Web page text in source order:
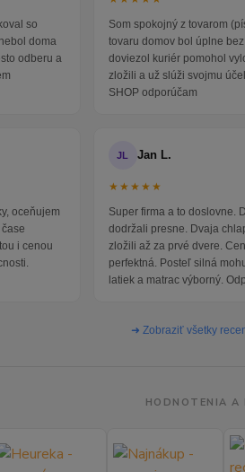
so
doma
odberu a
Som spokojný z tovarom
tovaru domov bol úplne
doviezol kuriér pomohol
zložili a už slúži svojmu
SHOP odporúčam
oceňujem
i cenou
JL Jan L.
★★★★★
Super firma a to doslovne.
dodržali presne. Dvaja
zložili až za prvé dvere.
perfektná. Posteľ silná
latiek a matrac výborný.
➜ Zobraziť všetky
HODNOTENIA A